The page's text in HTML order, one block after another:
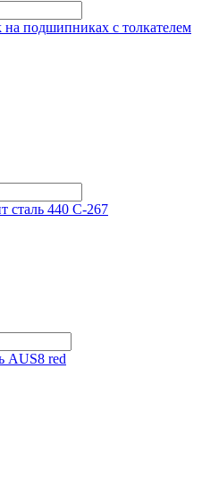
подшипниках с толкателем
сталь 440 C-267
AUS8 red